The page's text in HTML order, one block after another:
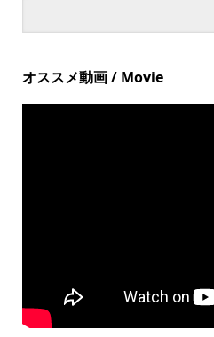
オススメ動画 / Movie